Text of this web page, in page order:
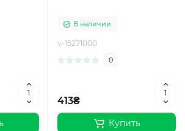
В наличии
v-15271000
0
413₴
Купить